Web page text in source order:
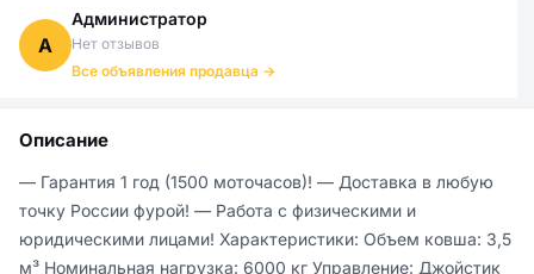
А
Администратор
Нет отзывов
Все объявления продавца →
Описание
— Гарантия 1 год (1500 моточасов)! — Доставка в любую
точку России фурой! — Работа с физическими и
юридическими лицами! Характеристики: Объем ковша: 3,5
м³ Номинальная нагрузка: 6000 кг Управление: Джойстик